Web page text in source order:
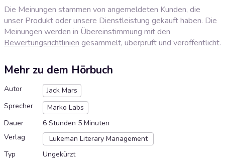
Die Meinungen stammen von angemeldeten Kunden, die
unser Produkt oder unsere Dienstleistung gekauft haben. Die
Meinungen werden in Übereinstimmung mit den
Bewertungsrichtlinien gesammelt, überprüft und veröffentlicht.
Mehr zu dem Hörbuch
Autor
Jack Mars
Sprecher
Marko Labs
Dauer
6 Stunden 5 Minuten
Verlag
Lukeman Literary Management
Typ
Ungekürzt